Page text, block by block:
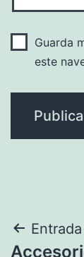
Guarda
este